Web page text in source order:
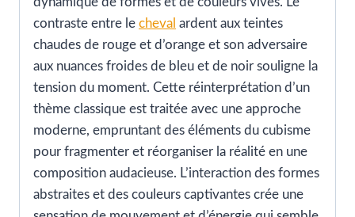
contraste entre le cheval ardent aux teintes
chaudes de rouge et d’orange et son adversaire
aux nuances froides de bleu et de noir souligne la
tension du moment. Cette réinterprétation d’un
thème classique est traitée avec une approche
moderne, empruntant des éléments du cubisme
pour fragmenter et réorganiser la réalité en une
composition audacieuse. L’interaction des formes
abstraites et des couleurs captivantes crée une